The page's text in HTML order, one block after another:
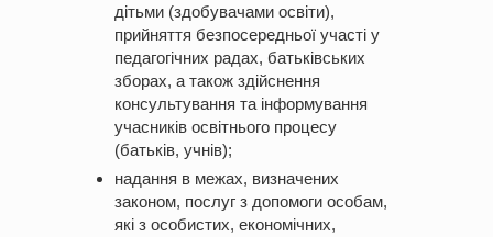
дітьми (здобувачами освіти),
прийняття безпосередньої участі у
педагогічних радах, батьківських
зборах, а також здійснення
консультування та інформування
учасників освітнього процесу
(батьків, учнів);
надання в межах, визначених
законом, послуг з допомоги особам,
які з особистих, економічних,